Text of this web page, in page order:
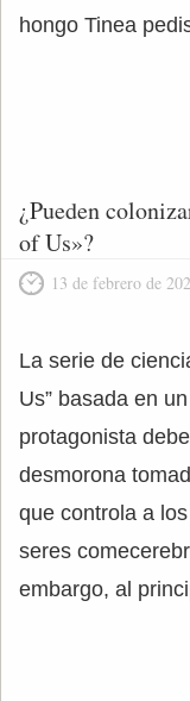
hongo Tinea
¿Pueden
of Us»?
13 de febrero de
La serie de
Us” basada en
protagonista
desmorona
que controla a
seres
embargo, al